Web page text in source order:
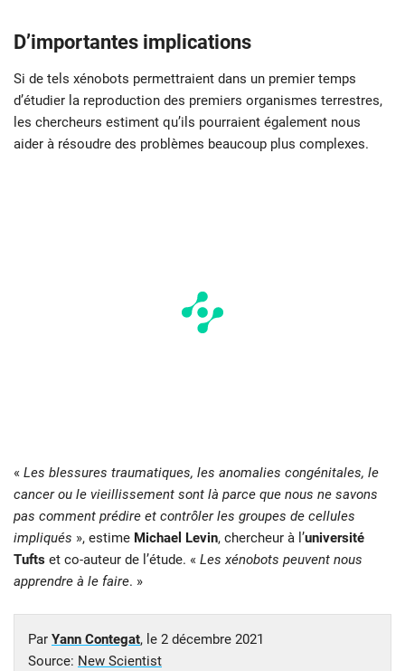
D’importantes implications
Si de tels xénobots permettraient dans un premier temps
d’étudier la reproduction des premiers organismes terrestres,
les chercheurs estiment qu’ils pourraient également nous
aider à résoudre des problèmes beaucoup plus complexes.
« Les blessures traumatiques, les anomalies congénitales, le
cancer ou le vieillissement sont là parce que nous ne savons
pas comment prédire et contrôler les groupes de cellules
impliqués », estime Michael Levin, chercheur à l’université
Tufts et co-auteur de l’étude. « Les xénobots peuvent nous
apprendre à le faire. »
Par Yann Contegat, le 2 décembre 2021
Source: New Scientist